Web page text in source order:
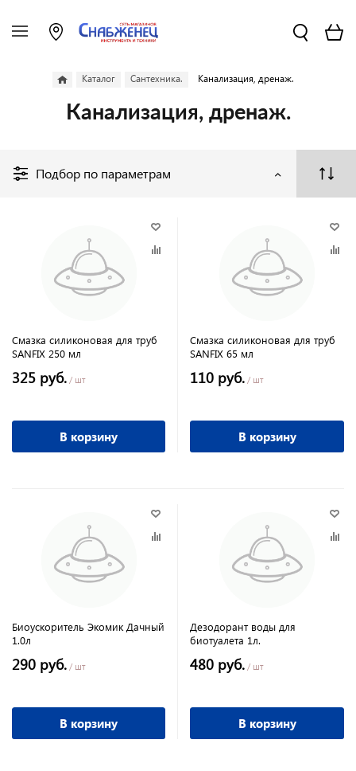
Каталог Сантехника. Канализация, дренаж.
Канализация, дренаж.
Подбор по параметрам
Смазка силиконовая для труб
SANFIX 250 мл
325 руб. / шт
В корзину
Смазка силиконовая для труб
SANFIX 65 мл
110 руб. / шт
В корзину
Биоускоритель Экомик Дачный
1.0л
290 руб. / шт
В корзину
Дезодорант воды для
биотуалета 1л.
480 руб. / шт
В корзину